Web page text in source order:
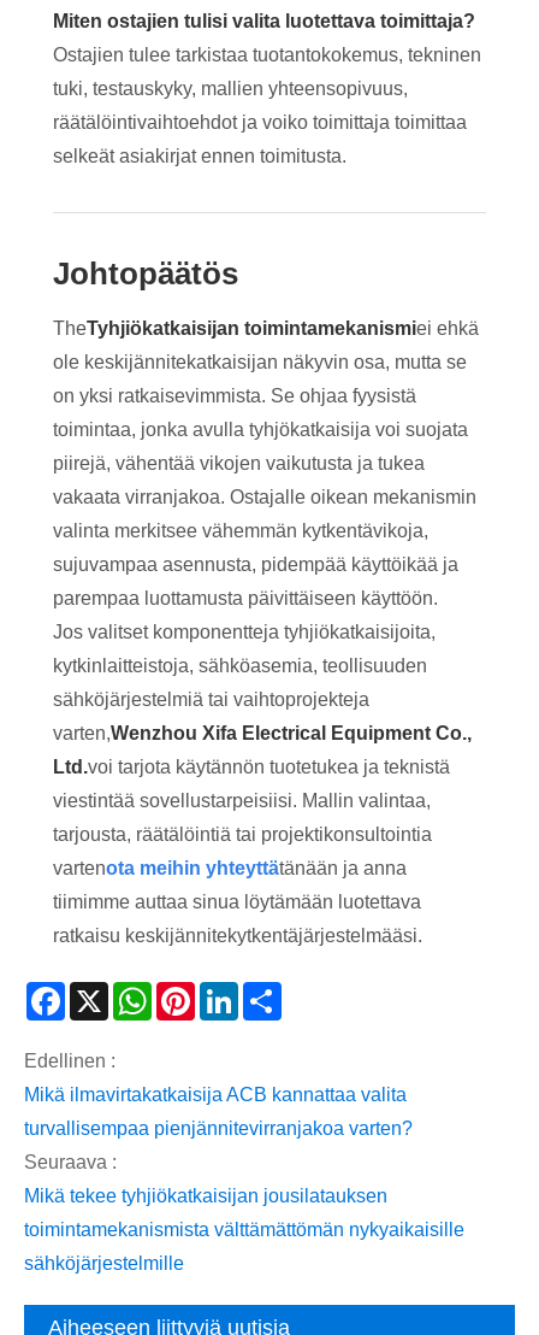
Miten ostajien tulisi valita luotettava toimittaja?
Ostajien tulee tarkistaa tuotantokokemus, tekninen
tuki, testauskyky, mallien yhteensopivuus,
räätälöintivaihtoehdot ja voiko toimittaja toimittaa
selkeät asiakirjat ennen toimitusta.
Johtopäätös
TheTyhjiökatkaisijan toimintamekanismiei ehkä
ole keskijännitekatkaisijan näkyvin osa, mutta se
on yksi ratkaisevimmista. Se ohjaa fyysistä
toimintaa, jonka avulla tyhjökatkaisija voi suojata
piirejä, vähentää vikojen vaikutusta ja tukea
vakaata virranjakoa. Ostajalle oikean mekanismin
valinta merkitsee vähemmän kytkentävikoja,
sujuvampaa asennusta, pidempää käyttöikää ja
parempaa luottamusta päivittäiseen käyttöön.
Jos valitset komponentteja tyhjiökatkaisijoita,
kytkinlaitteistoja, sähköasemia, teollisuuden
sähköjärjestelmiä tai vaihtoprojekteja
varten,Wenzhou Xifa Electrical Equipment Co.,
Ltd.voi tarjota käytännön tuotetukea ja teknistä
viestintää sovellustarpeisiisi. Mallin valintaa,
tarjousta, räätälöintiä tai projektikonsultointia
vartenota meihin yhteyttätänään ja anna
tiimimme auttaa sinua löytämään luotettava
ratkaisu keskijännitekytkentäjärjestelmääsi.
Facebook
X WhatsAppPinterestLinkedIn
Edellinen :
Mikä ilmavirtakatkaisija ACB kannattaa valita
turvallisempaa pienjännitevirranjakoa varten?
Seuraava :
Mikä tekee tyhjiökatkaisijan jousilatauksen
toimintamekanismista välttämättömän nykyaikaisille
sähköjärjestelmille
Aiheeseen liittyviä uutisia